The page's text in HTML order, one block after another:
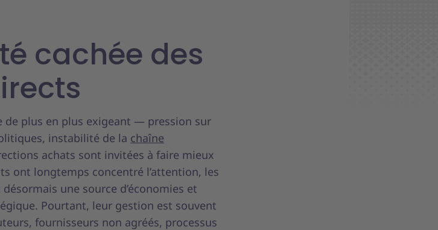
cachée des
de plus en plus exigeant — pression sur
instabilité de la chaîne
achats sont invitées à faire mieux
ont longtemps concentré l’attention, les
une source d’économies et
Pourtant, leur gestion est souvent
fournisseurs non agréés, processus